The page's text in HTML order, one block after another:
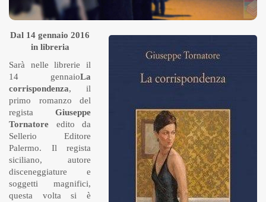
Dal 14 gennaio 2016
in libreria
Sarà nelle librerie il
14 gennaioLa
corrispondenza, il
primo romanzo del
regista Giuseppe
Tornatore edito da
Sellerio Editore
Palermo. Il regista
siciliano, autore
disceneggiature e
soggetti magnifici,
questa volta si è